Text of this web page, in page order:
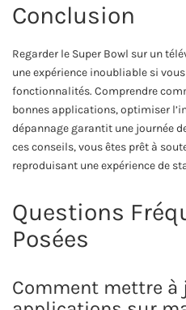
Conclusion
Regarder le Super Bowl sur un
une expérience inoubliable si
fonctionnalités. Comprendre
bonnes applications, optimiser
dépannage garantit une journée
ces conseils, vous êtes prêt à
reproduisant une expérience de
Questions
Posées
Comment mettre à